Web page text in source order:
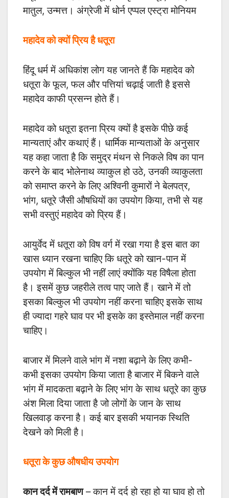
मातुल, उन्मत्त। अंग्रेजी में धोर्न एप्पल एस्ट्रा मोनियम
महादेव को क्यों प्रिय है धतूरा
हिंदू धर्म में अधिकांश लोग यह जानते हैं कि महादेव को
धतूरा के फूल, फल और पत्तियां चढ़ाई जाती है इससे
महादेव काफी प्रसन्न होते हैं।
महादेव को धतूरा इतना प्रिय क्यों है इसके पीछे कई
मान्यताएं और कथाएं हैं। धार्मिक मान्यताओं के अनुसार
यह कहा जाता है कि समुद्र मंथन से निकले विष का पान
करने के बाद भोलेनाथ व्याकुल हो उठे, उनकी व्याकुलता
को समाप्त करने के लिए अश्विनी कुमारों ने बेलपत्र,
भांग, धतूरे जैसी औषधियों का उपयोग किया, तभी से यह
सभी वस्तुएं महादेव को प्रिय हैं।
आयुर्वेद में धतूरा को विष वर्ग में रखा गया है इस बात का
खास ध्यान रखना चाहिए कि धतूरे को खान-पान में
उपयोग में बिल्कुल भी नहीं लाएं क्योंकि यह विषैला होता
है। इसमें कुछ जहरीले तत्व पाए जाते हैं। खाने में तो
इसका बिल्कुल भी उपयोग नहीं करना चाहिए इसके साथ
ही ज्यादा गहरे घाव पर भी इसके का इस्तेमाल नहीं करना
चाहिए।
बाजार में मिलने वाले भांग में नशा बढ़ाने के लिए कभी-
कभी इसका उपयोग किया जाता है बाजार में बिकने वाले
भांग में मादकता बढ़ाने के लिए भांग के साथ धतूरे का कुछ
अंश मिला दिया जाता है जो लोगों के जान के साथ
खिलवाड़ करना है। कई बार इसकी भयानक स्थिति
देखने को मिली है।
धतूरा के कुछ औषधीय उपयोग
कान दर्द में रामबाण– कान में दर्द हो रहा हो या घाव हो तो